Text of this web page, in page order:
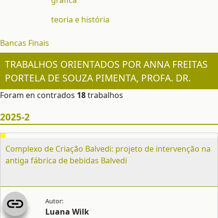
teoria e história
Bancas Finais
TRABALHOS ORIENTADOS POR ANNA FREITAS
PORTELA DE SOUZA PIMENTA, PROFA. DR.
Foram en contrados 18trabalhos
2025-2
Complexo de Criação Balvedi: projeto de intervenção na
antiga fábrica de bebidas Balvedi
Luana Wilk